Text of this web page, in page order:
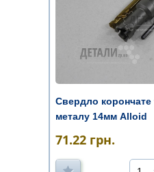
Свердло
металу 14мм Alloid
71.22 грн.